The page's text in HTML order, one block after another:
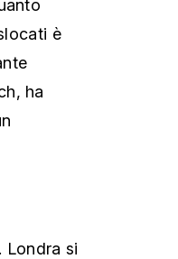
è
ha
Londra si